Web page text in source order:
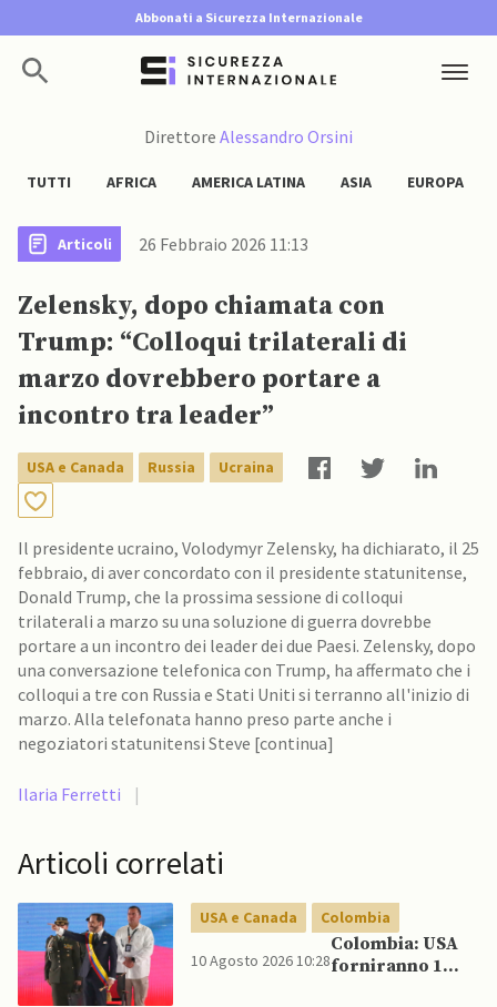
Abbonati a Sicurezza Internazionale
Direttore Alessandro Orsini
TUTTI AFRICA AMERICA LATINA ASIA EUROPA
Articoli 26 Febbraio 2026 11:13
Zelensky, dopo chiamata con
Trump: “Colloqui trilaterali di
marzo dovrebbero portare a
incontro tra leader”
USA e Canada Russia Ucraina
Il presidente ucraino, Volodymyr Zelensky, ha dichiarato, il 25
febbraio, di aver concordato con il presidente statunitense,
Donald Trump, che la prossima sessione di colloqui
trilaterali a marzo su una soluzione di guerra dovrebbe
portare a un incontro dei leader dei due Paesi. Zelensky, dopo
una conversazione telefonica con Trump, ha affermato che i
colloqui a tre con Russia e Stati Uniti si terranno all'inizio di
marzo. Alla telefonata hanno preso parte anche i
negoziatori statunitensi Steve [continua]
Ilaria Ferretti |
Articoli correlati
USA e Canada Colombia
10 Agosto 2026 10:28
Colombia: USA
forniranno 1